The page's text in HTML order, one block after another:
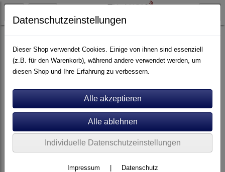
Lautsprecher Standlautsprecher
Datenschutzeinstellungen
Dieser Shop verwendet Cookies. Einige von ihnen sind essenziell
(z.B. für den Warenkorb), während andere verwendet werden, um
diesen Shop und Ihre Erfahrung zu verbessern.
Individuelle Datenschutzeinstellungen
Impressum Datenschutz